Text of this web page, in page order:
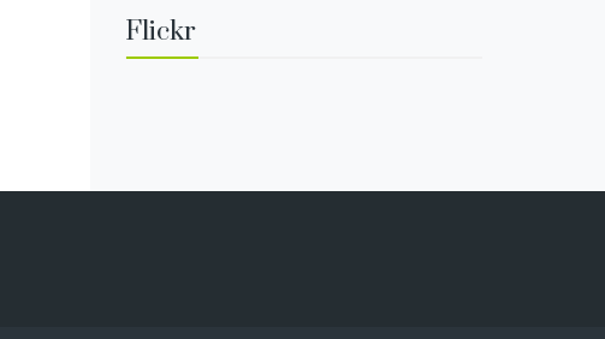
Flickr